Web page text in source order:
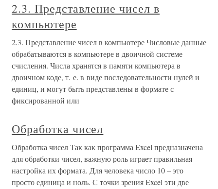
2.3. Представление чисел в
компьютере
2.3. Представление чисел в компьютере Числовые данные
обрабатываются в компьютере в двоичной системе
счисления. Числа хранятся в памяти компьютера в
двоичном коде, т. е. в виде последовательности нулей и
единиц, и могут быть представлены в формате с
фиксированной или
Обработка чисел
Обработка чисел Так как программа Excel предназначена
для обработки чисел, важную роль играет правильная
настройка их формата. Для человека число 10 – это
просто единица и ноль. С точки зрения Excel эти две